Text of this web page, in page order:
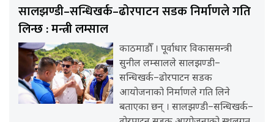
सालझण्डी–सन्धिखर्क–ढोरपाटन सडक निर्माणले गति
लिन्छ : मन्त्री लम्साल
काठमाडौँ । पूर्वाधार विकासमन्त्री
सुनील लम्सालले सालझण्डी–
सन्धिखर्क–ढोरपाटन सडक
आयोजनाको निर्माणले गति लिने
बताएका छन् । सालझण्डी–सन्धिखर्क–